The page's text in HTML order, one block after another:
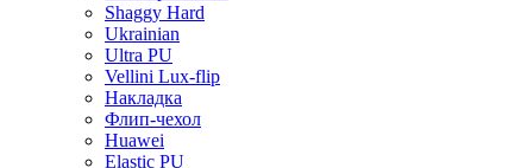
Shaggy Hard
Ukrainian
Ultra PU
Vellini Lux-flip
Накладка
Флип-чехол
Huawei
Elastic PU